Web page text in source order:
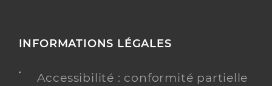
INFORMATIONS LÉGALES
Accessibilité : conformité partielle